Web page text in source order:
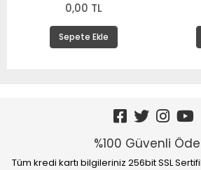
0,00 TL
Sepete Ekle
%100 Güvenli
Tüm kredi kartı bilgileriniz 256bit SSL